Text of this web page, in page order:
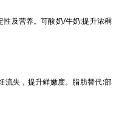
及营养。可酸奶/牛奶:提升浓稠
流失，提升鲜嫩度。脂肪替代:部